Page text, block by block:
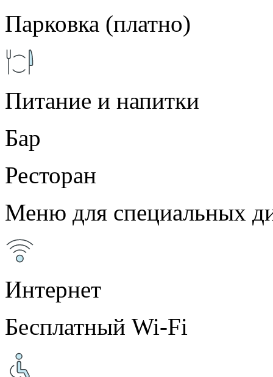
Парковка (платно)
Питание и напитки
Бар
Ресторан
Меню для специальных
Интернет
Бесплатный Wi-Fi